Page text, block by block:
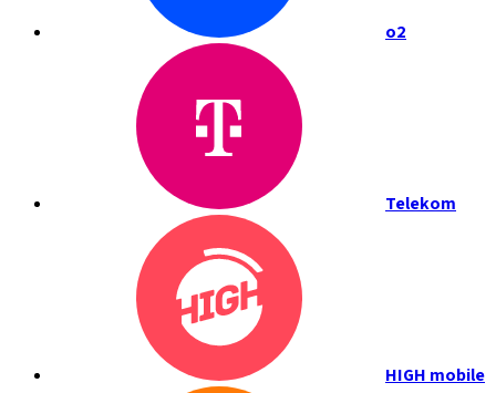
o2
Telekom
HIGH mobile